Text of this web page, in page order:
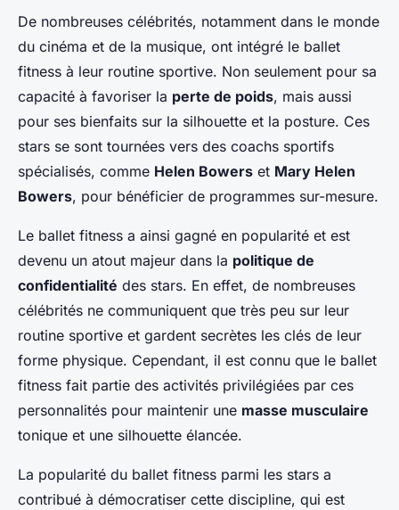
De nombreuses célébrités, notamment dans le monde
du cinéma et de la musique, ont intégré le ballet
fitness à leur routine sportive. Non seulement pour sa
capacité à favoriser la perte de poids, mais aussi
pour ses bienfaits sur la silhouette et la posture. Ces
stars se sont tournées vers des coachs sportifs
spécialisés, comme Helen Bowers et Mary Helen
Bowers, pour bénéficier de programmes sur-mesure.
Le ballet fitness a ainsi gagné en popularité et est
devenu un atout majeur dans la politique de
confidentialité des stars. En effet, de nombreuses
célébrités ne communiquent que très peu sur leur
routine sportive et gardent secrètes les clés de leur
forme physique. Cependant, il est connu que le ballet
fitness fait partie des activités privilégiées par ces
personnalités pour maintenir une masse musculaire
tonique et une silhouette élancée.
La popularité du ballet fitness parmi les stars a
contribué à démocratiser cette discipline, qui est